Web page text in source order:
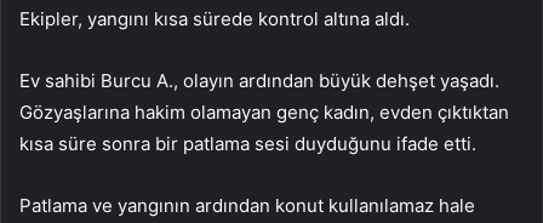
Ekipler, yangını kısa sürede kontrol altına aldı.
Ev sahibi Burcu A., olayın ardından büyük dehşet yaşadı.
Gözyaşlarına hakim olamayan genç kadın, evden çıktıktan
kısa süre sonra bir patlama sesi duyduğunu ifade etti.
Patlama ve yangının ardından konut kullanılamaz hale